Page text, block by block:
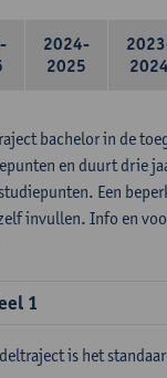
2024-
2025
2024
bachelor in de
en duurt drie
Een
invullen. Info en
1
is het